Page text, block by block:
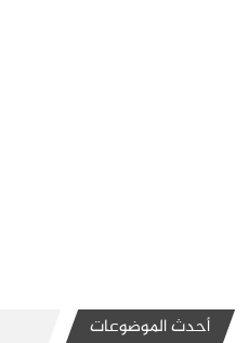
أحدث الموضوعات